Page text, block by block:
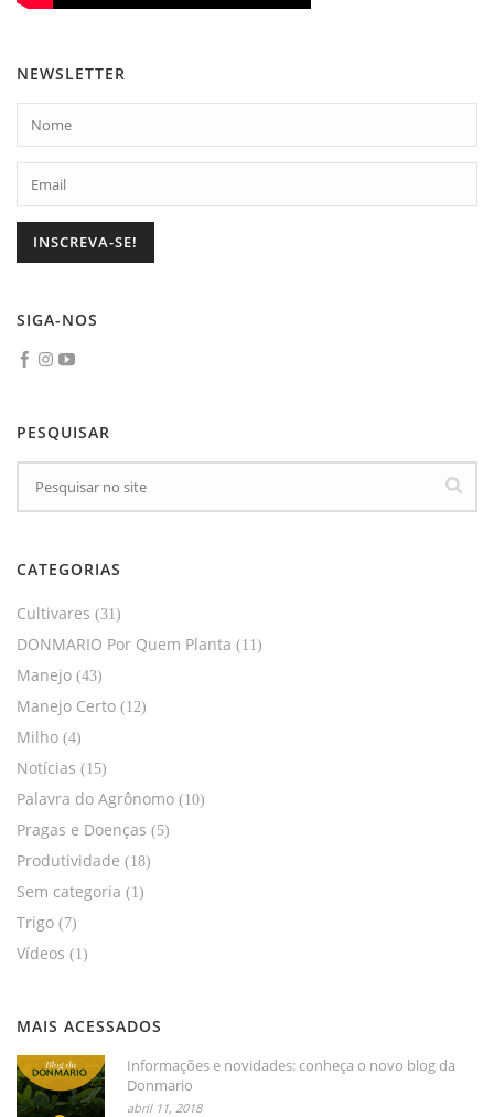
NEWSLETTER
SIGA-NOS
PESQUISAR
CATEGORIAS
Cultivares (31)
DONMARIO Por Quem Planta (11)
Manejo (43)
Manejo Certo (12)
Milho (4)
Notícias (15)
Palavra do Agrônomo (10)
Pragas e Doenças (5)
Produtividade (18)
Sem categoria (1)
Trigo (7)
Vídeos (1)
MAIS ACESSADOS
Informações e novidades: conheça o novo blog da
Donmario
abril 11, 2018